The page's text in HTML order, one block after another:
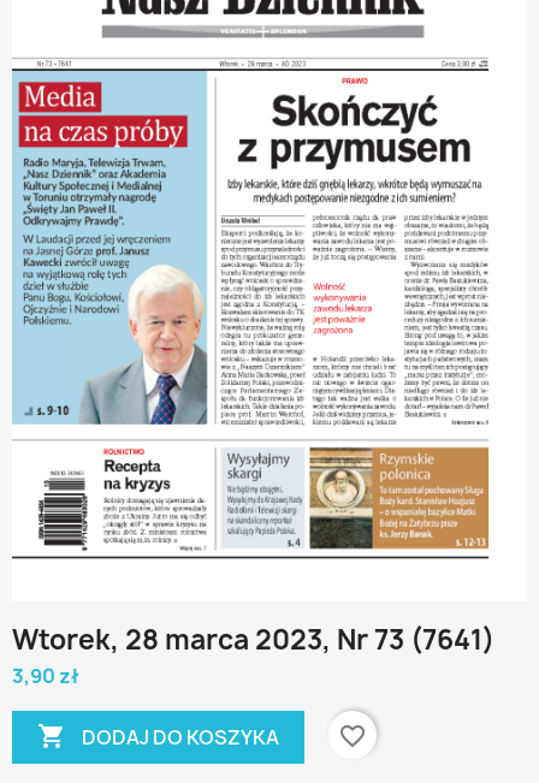
Wtorek, 28 marca 2023, Nr 73 (7641)
3,90 zł
 DODAJ DO KOSZYKA favorite_border